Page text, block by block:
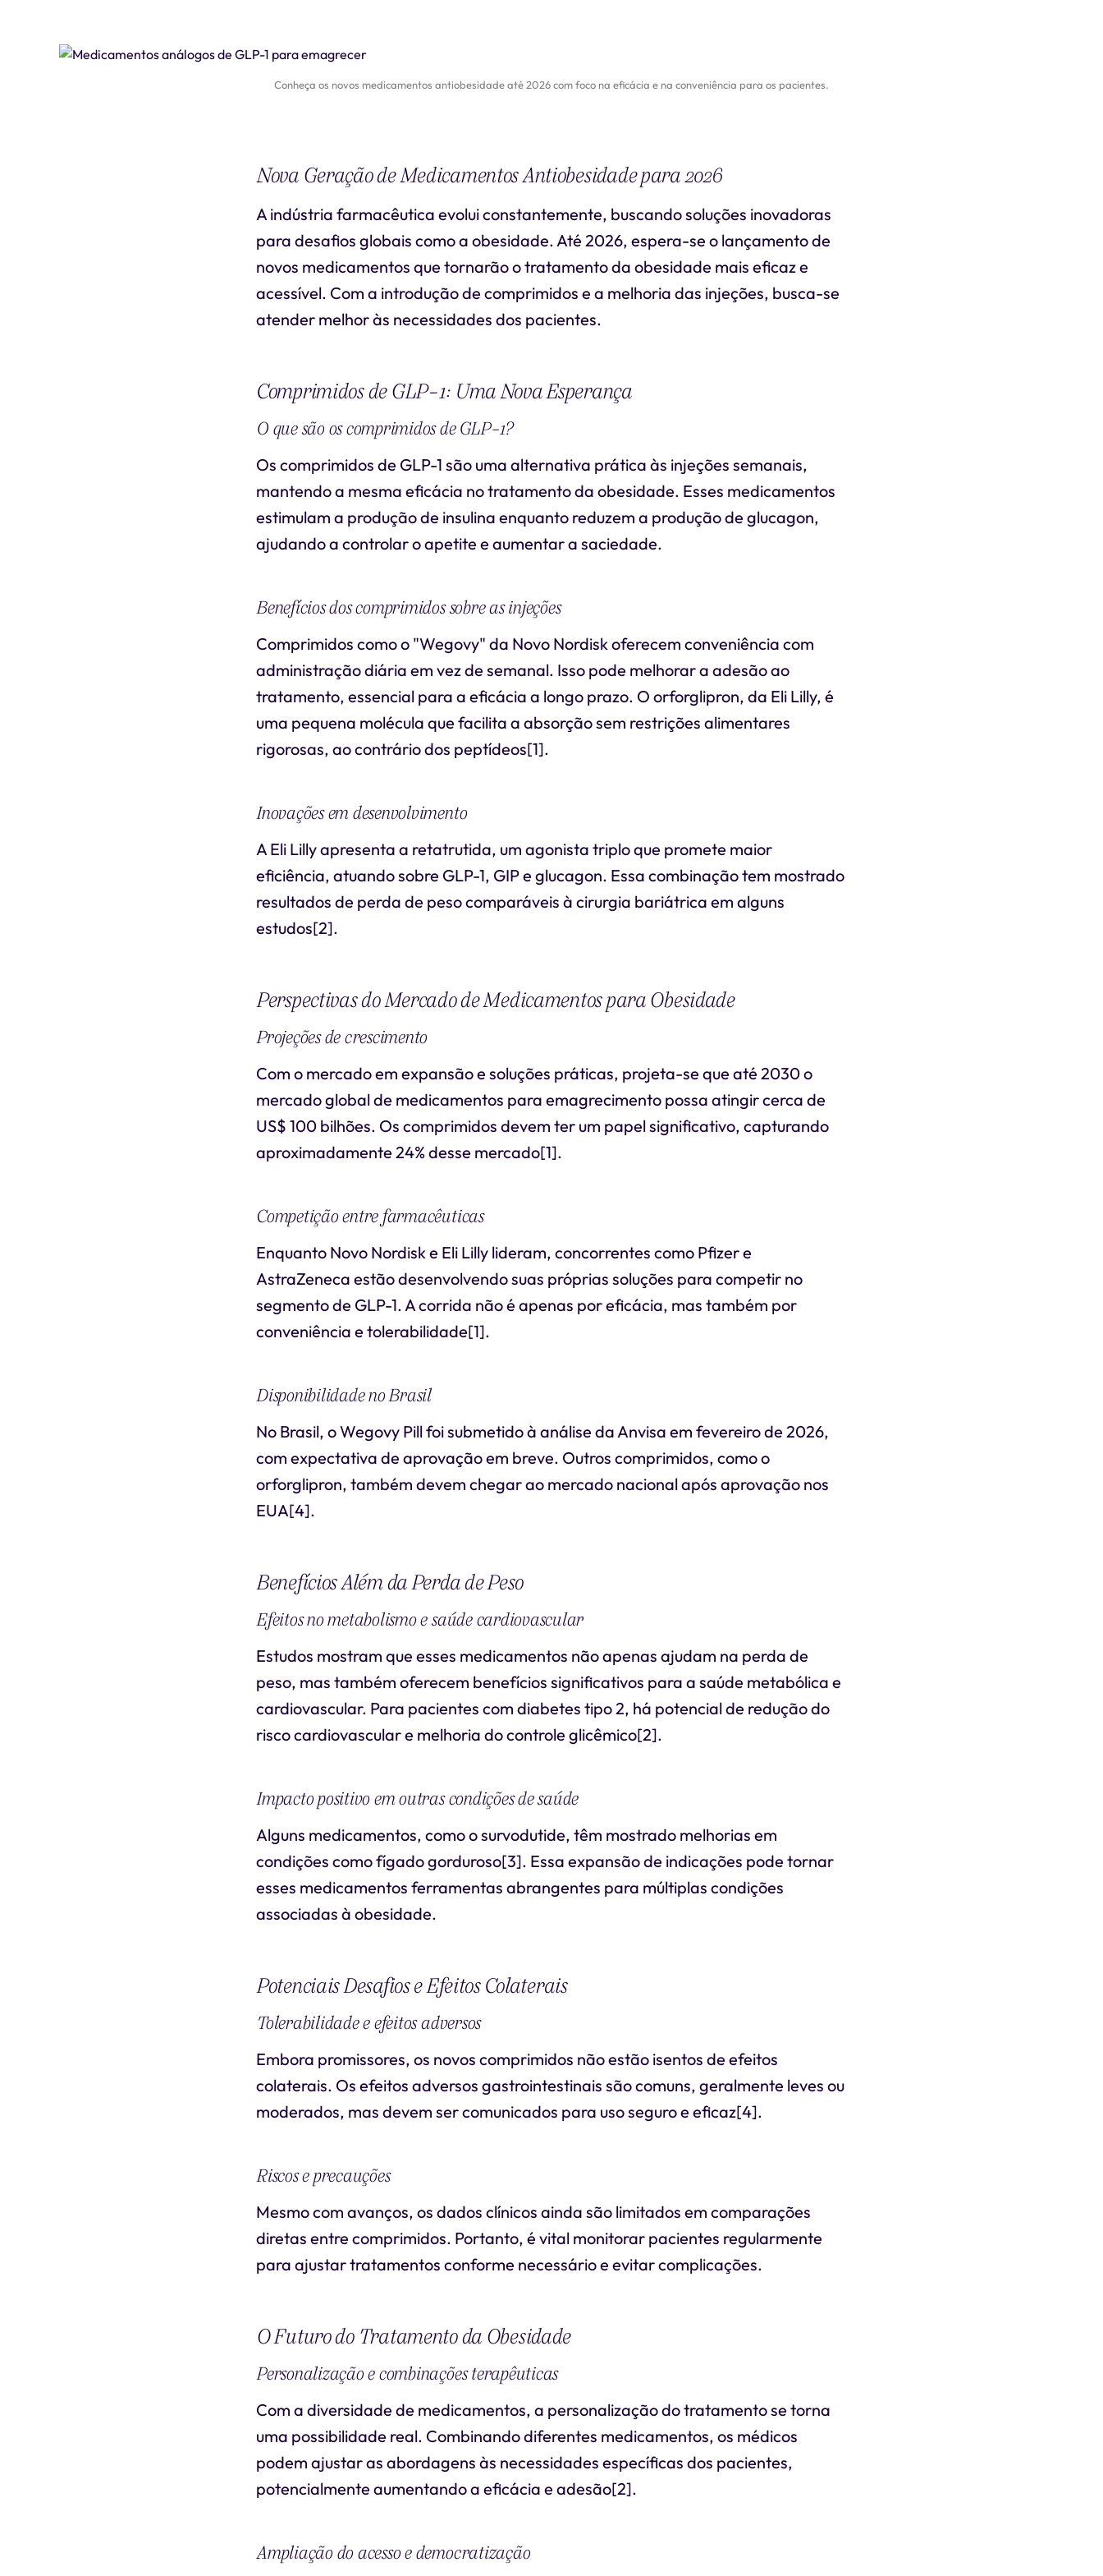
Conheça os novos medicamentos antiobesidade até 2026 com foco na eficácia e na conveniência para os pacientes.
Nova Geração de Medicamentos Antiobesidade para 2026
A indústria farmacêutica evolui constantemente, buscando soluções inovadoras
para desafios globais como a obesidade. Até 2026, espera-se o lançamento de
novos medicamentos que tornarão o tratamento da obesidade mais eficaz e
acessível. Com a introdução de comprimidos e a melhoria das injeções, busca-se
atender melhor às necessidades dos pacientes.
Comprimidos de GLP-1: Uma Nova Esperança
O que são os comprimidos de GLP-1?
Os comprimidos de GLP-1 são uma alternativa prática às injeções semanais,
mantendo a mesma eficácia no tratamento da obesidade. Esses medicamentos
estimulam a produção de insulina enquanto reduzem a produção de glucagon,
ajudando a controlar o apetite e aumentar a saciedade.
Benefícios dos comprimidos sobre as injeções
Comprimidos como o "Wegovy" da Novo Nordisk oferecem conveniência com
administração diária em vez de semanal. Isso pode melhorar a adesão ao
tratamento, essencial para a eficácia a longo prazo. O orforglipron, da Eli Lilly, é
uma pequena molécula que facilita a absorção sem restrições alimentares
rigorosas, ao contrário dos peptídeos[1].
Inovações em desenvolvimento
A Eli Lilly apresenta a retatrutida, um agonista triplo que promete maior
eficiência, atuando sobre GLP-1, GIP e glucagon. Essa combinação tem mostrado
resultados de perda de peso comparáveis à cirurgia bariátrica em alguns
estudos[2].
Perspectivas do Mercado de Medicamentos para Obesidade
Projeções de crescimento
Com o mercado em expansão e soluções práticas, projeta-se que até 2030 o
mercado global de medicamentos para emagrecimento possa atingir cerca de
US$ 100 bilhões. Os comprimidos devem ter um papel significativo, capturando
aproximadamente 24% desse mercado[1].
Competição entre farmacêuticas
Enquanto Novo Nordisk e Eli Lilly lideram, concorrentes como Pfizer e
AstraZeneca estão desenvolvendo suas próprias soluções para competir no
segmento de GLP-1. A corrida não é apenas por eficácia, mas também por
conveniência e tolerabilidade[1].
Disponibilidade no Brasil
No Brasil, o Wegovy Pill foi submetido à análise da Anvisa em fevereiro de 2026,
com expectativa de aprovação em breve. Outros comprimidos, como o
orforglipron, também devem chegar ao mercado nacional após aprovação nos
EUA[4].
Benefícios Além da Perda de Peso
Efeitos no metabolismo e saúde cardiovascular
Estudos mostram que esses medicamentos não apenas ajudam na perda de
peso, mas também oferecem benefícios significativos para a saúde metabólica e
cardiovascular. Para pacientes com diabetes tipo 2, há potencial de redução do
risco cardiovascular e melhoria do controle glicêmico[2].
Impacto positivo em outras condições de saúde
Alguns medicamentos, como o survodutide, têm mostrado melhorias em
condições como fígado gorduroso[3]. Essa expansão de indicações pode tornar
esses medicamentos ferramentas abrangentes para múltiplas condições
associadas à obesidade.
Potenciais Desafios e Efeitos Colaterais
Tolerabilidade e efeitos adversos
Embora promissores, os novos comprimidos não estão isentos de efeitos
colaterais. Os efeitos adversos gastrointestinais são comuns, geralmente leves ou
moderados, mas devem ser comunicados para uso seguro e eficaz[4].
Riscos e precauções
Mesmo com avanços, os dados clínicos ainda são limitados em comparações
diretas entre comprimidos. Portanto, é vital monitorar pacientes regularmente
para ajustar tratamentos conforme necessário e evitar complicações.
O Futuro do Tratamento da Obesidade
Personalização e combinações terapêuticas
Com a diversidade de medicamentos, a personalização do tratamento se torna
uma possibilidade real. Combinando diferentes medicamentos, os médicos
podem ajustar as abordagens às necessidades específicas dos pacientes,
potencialmente aumentando a eficácia e adesão[2].
Ampliação do acesso e democratização